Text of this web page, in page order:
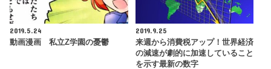
2019.5.24
動画漫画 私立Z学園の憂鬱
2019.9.25
来週から消費税アップ！世界経済
の減速が劇的に加速していること
を示す最新の数字